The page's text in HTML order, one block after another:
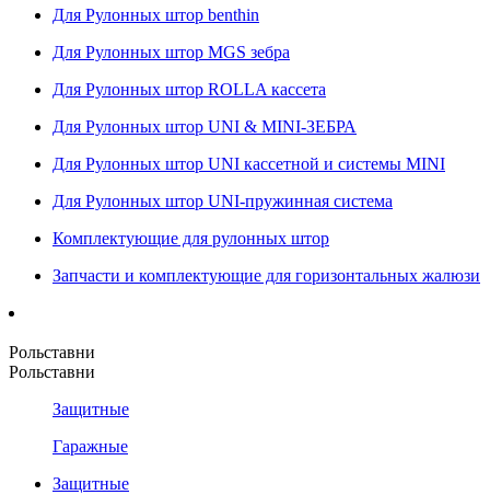
Для Рулонных штор benthin
Для Рулонных штор MGS зебра
Для Рулонных штор ROLLA кассета
Для Рулонных штор UNI & MINI-ЗЕБРА
Для Рулонных штор UNI кассетной и системы MINI
Для Рулонных штор UNI-пружинная система
Комплектующие для рулонных штор
Запчасти и комплектующие для горизонтальных жалюзи
Рольставни
Рольставни
Защитные
Гаражные
Защитные